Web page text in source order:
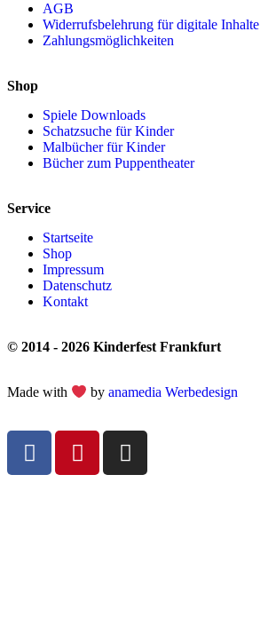
AGB
Widerrufsbelehrung für digitale Inhalte
Zahlungsmöglichkeiten
Shop
Spiele Downloads
Schatzsuche für Kinder
Malbücher für Kinder
Bücher zum Puppentheater
Service
Startseite
Shop
Impressum
Datenschutz
Kontakt
© 2014 - 2026 Kinderfest Frankfurt
Made with byanamedia Werbedesign